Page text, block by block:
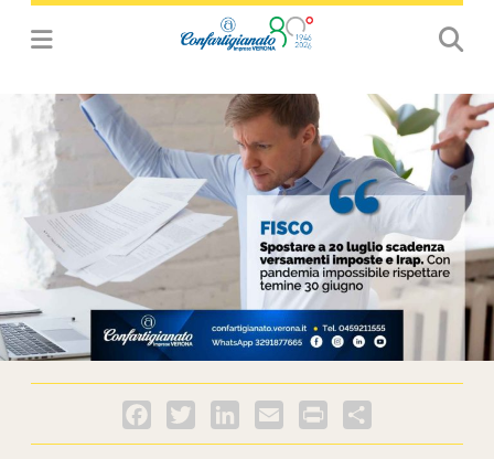
Facebook
Twitter LinkedInEmail PrintFriendly